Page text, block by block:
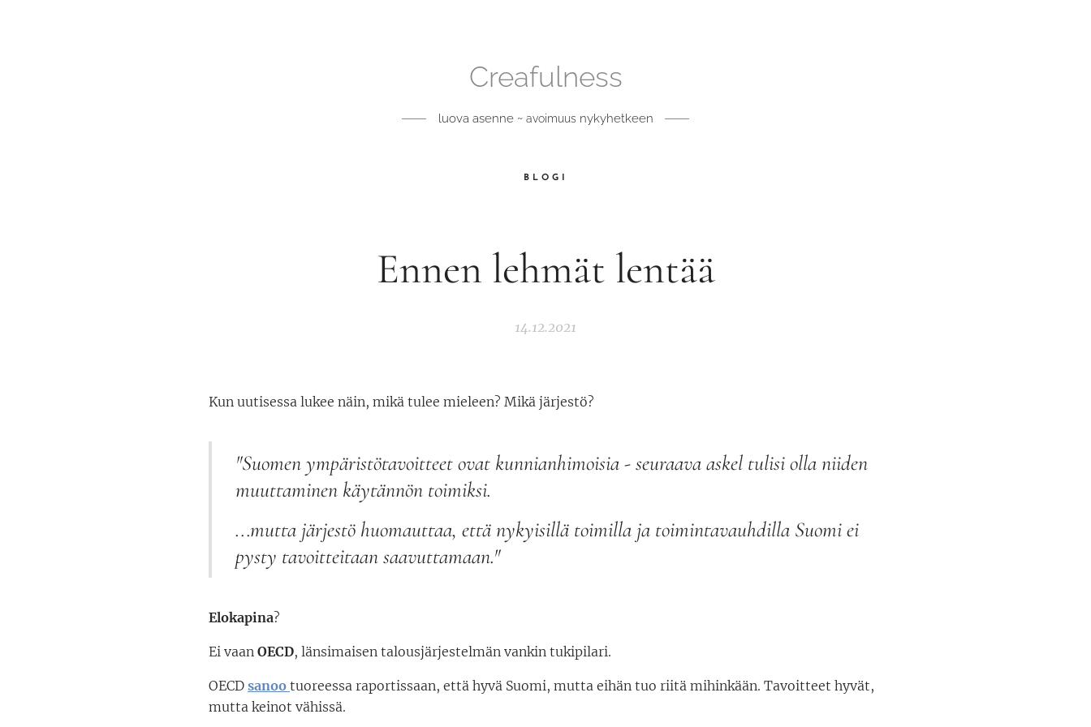
Creafulness
luova asenne ~ avoimuusnykyhetkeen
BLOGI
Ennen lehmät lentää
14.12.2021
Kun uutisessa lukee näin, mikä tulee mieleen? Mikä järjestö?
"Suomen ympäristö­tavoitteet ovat kunnianhimoisia - seuraava askel tulisi olla niiden
muuttaminen käytännön toimiksi.
...mutta järjestö huomauttaa, että nykyisillä toimilla ja toimintavauhdilla Suomi ei
pysty tavoitteitaan saavuttamaan."
Elokapina?
Ei vaan OECD, länsimaisen talousjärjestelmän vankin tukipilari.
OECD sanoo tuoreessa raportissaan, että hyvä Suomi, mutta eihän tuo riitä mihinkään. Tavoitteet hyvät,
mutta keinot vähissä.